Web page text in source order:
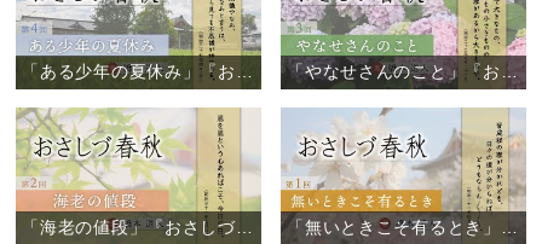
「ある少年の夏休み」『おさしづ春秋』（4） 「やなせさんのこと」『おさしづ春秋』（3）
「海老の値段」『おさしづ春秋』（2） 「無いときこそ有るとき」『おさしづ春秋』（1）